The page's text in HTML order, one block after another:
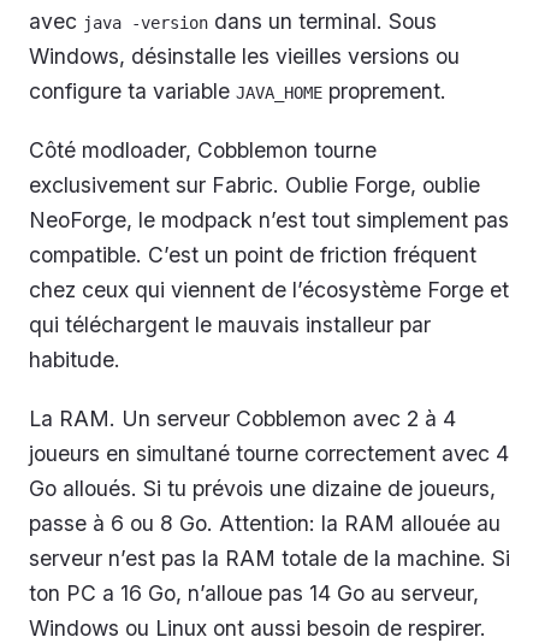
avec java -version dans un terminal. Sous
Windows, désinstalle les vieilles versions ou
configure ta variable JAVA_HOME proprement.
Côté modloader, Cobblemon tourne
exclusivement sur Fabric. Oublie Forge, oublie
NeoForge, le modpack n’est tout simplement pas
compatible. C’est un point de friction fréquent
chez ceux qui viennent de l’écosystème Forge et
qui téléchargent le mauvais installeur par
habitude.
La RAM. Un serveur Cobblemon avec 2 à 4
joueurs en simultané tourne correctement avec 4
Go alloués. Si tu prévois une dizaine de joueurs,
passe à 6 ou 8 Go. Attention: la RAM allouée au
serveur n’est pas la RAM totale de la machine. Si
ton PC a 16 Go, n’alloue pas 14 Go au serveur,
Windows ou Linux ont aussi besoin de respirer.